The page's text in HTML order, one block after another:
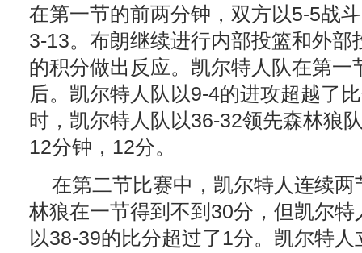
在第一节的前两分钟，双方以5-5战
3-13。布朗继续进行内部投篮和外部
的积分做出反应。凯尔特人队在第一
后。凯尔特人队以9-4的进攻超越了
时，凯尔特人队以36-32领先森林狼
12分钟，12分。
在第二节比赛中，凯尔特人连续
林狼在一节得到不到30分，但凯尔
以38-39的比分超过了1分。凯尔特